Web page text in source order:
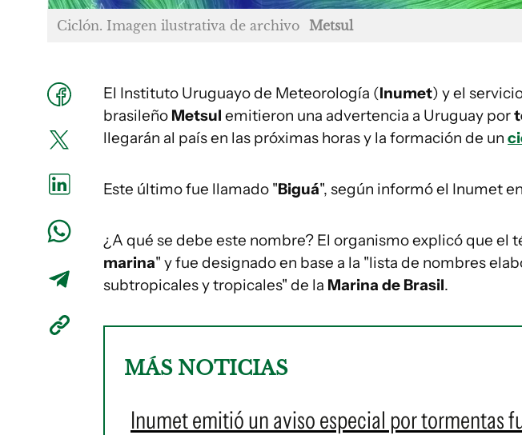
Ciclón. Imagen ilustrativa de archivo Metsul
El Instituto Uruguayo de Meteorología (Inumet) y el
brasileño Metsul emitieron una advertencia a Uruguay por
llegarán al país en las próximas horas y la formación de un
Este último fue llamado "Biguá", según informó el Inumet
¿A qué se debe este nombre? El organismo explicó que el
marina" y fue designado en base a la "lista de nombres
subtropicales y tropicales" de la Marina de Brasil.
MÁS NOTICIAS
Inumet emitió un aviso especial por tormentas